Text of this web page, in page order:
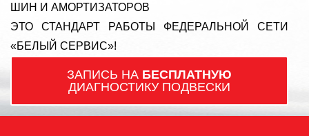
ШИН И АМОРТИЗАТОРОВ
ЭТО СТАНДАРТ РАБОТЫ ФЕДЕРАЛЬНОЙ СЕТИ
«БЕЛЫЙ СЕРВИС»!
ЗАПИСЬ НА БЕСПЛАТНУЮ
ДИАГНОСТИКУ ПОДВЕСКИ